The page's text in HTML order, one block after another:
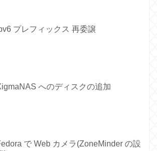
プレフィックス 再委譲
へのディスクの追加
で Web カメラ(ZoneMinder の設